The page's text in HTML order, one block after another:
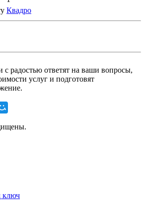
Квадро
радостью ответят на ваши вопросы,
услуг и подготовят
ключ